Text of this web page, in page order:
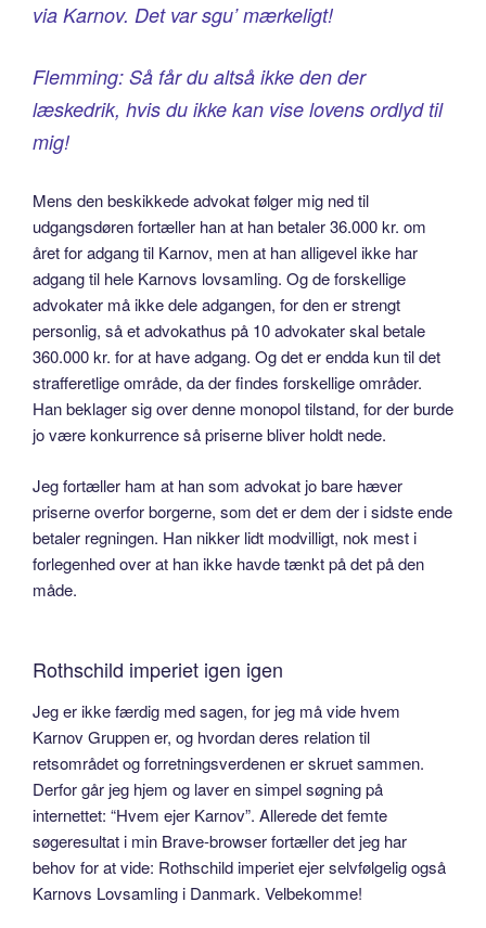
via Karnov. Det var sgu’ mærkeligt!
Flemming: Så får du altså ikke den der
læskedrik, hvis du ikke kan vise lovens ordlyd til
mig!
Mens den beskikkede advokat følger mig ned til
udgangsdøren fortæller han at han betaler 36.000 kr. om
året for adgang til Karnov, men at han alligevel ikke har
adgang til hele Karnovs lovsamling. Og de forskellige
advokater må ikke dele adgangen, for den er strengt
personlig, så et advokathus på 10 advokater skal betale
360.000 kr. for at have adgang. Og det er endda kun til det
strafferetlige område, da der findes forskellige områder.
Han beklager sig over denne monopol tilstand, for der burde
jo være konkurrence så priserne bliver holdt nede.
Jeg fortæller ham at han som advokat jo bare hæver
priserne overfor borgerne, som det er dem der i sidste ende
betaler regningen. Han nikker lidt modvilligt, nok mest i
forlegenhed over at han ikke havde tænkt på det på den
måde.
Rothschild imperiet igen igen
Jeg er ikke færdig med sagen, for jeg må vide hvem
Karnov Gruppen er, og hvordan deres relation til
retsområdet og forretningsverdenen er skruet sammen.
Derfor går jeg hjem og laver en simpel søgning på
internettet: “Hvem ejer Karnov”. Allerede det femte
søgeresultat i min Brave-browser fortæller det jeg har
behov for at vide: Rothschild imperiet ejer selvfølgelig også
Karnovs Lovsamling i Danmark. Velbekomme!